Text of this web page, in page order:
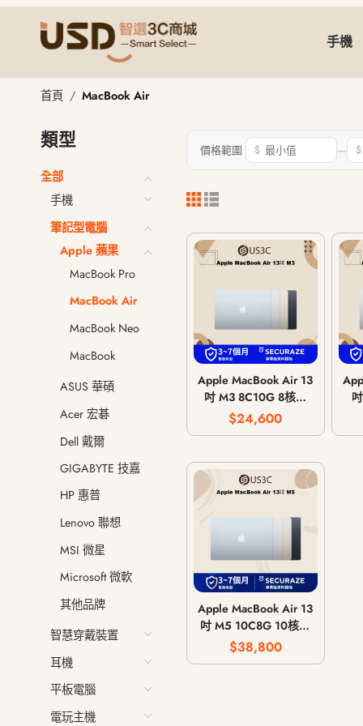
手機
MacBook Air
首頁 MacBook Air
類型
全部
手機
筆記型電腦
Apple 蘋果
MacBook Pro
MacBook Air
MacBook Neo
MacBook
ASUS 華碩
Acer 宏碁
Dell 戴爾
GIGABYTE 技嘉
HP 惠普
Lenovo 聯想
MSI 微星
Microsoft 微軟
其他品牌
智慧穿戴裝置
耳機
平板電腦
電玩主機
價格範圍 $ — $
Apple MacBook Air 13
吋 M3 8C10G 8核心
CPU 10核心GPU 8G
記憶體 2024年
$24,600
Apple MacBook Air 13
吋 M5 10C8G 10核心
CPU 8核心GPU 16G
記憶體 2026年
$38,800